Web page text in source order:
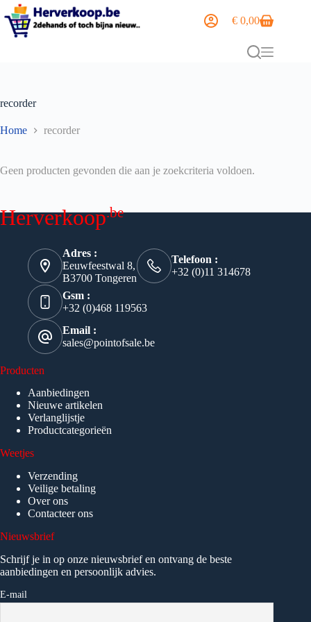
€ 0,00
recorder
Home recorder
Geen producten gevonden die aan je zoekcriteria voldoen.
Herverkoop.be
Adres :
Eeuwfeestwal 8,
B3700 Tongeren
Telefoon :
+32 (0)11 314678
Gsm :
+32 (0)468 119563
Email :
sales@pointofsale.be
Producten
Aanbiedingen
Nieuwe artikelen
Verlanglijstje
Productcategorieën
Weetjes
Verzending
Veilige betaling
Over ons
Contacteer ons
Nieuwsbrief
Schrijf je in op onze nieuwsbrief en ontvang de beste
aanbiedingen en persoonlijk advies.
E-mail